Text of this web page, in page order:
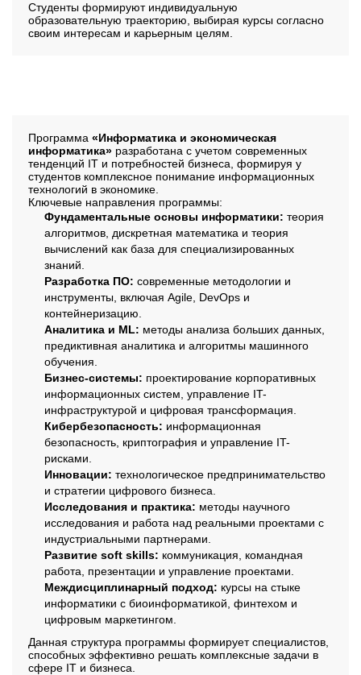
Студенты формируют индивидуальную
образовательную траекторию, выбирая курсы согласно
своим интересам и карьерным целям.
Программа «Информатика и экономическая
информатика» разработана с учетом современных
тенденций IT и потребностей бизнеса, формируя у
студентов комплексное понимание информационных
технологий в экономике.
Ключевые направления программы:
Фундаментальные основы информатики: теория
алгоритмов, дискретная математика и теория
вычислений как база для специализированных
знаний.
Разработка ПО: современные методологии и
инструменты, включая Agile, DevOps и
контейнеризацию.
Аналитика и ML: методы анализа больших данных,
предиктивная аналитика и алгоритмы машинного
обучения.
Бизнес-системы: проектирование корпоративных
информационных систем, управление IT-
инфраструктурой и цифровая трансформация.
Кибербезопасность: информационная
безопасность, криптография и управление IT-
рисками.
Инновации: технологическое предпринимательство
и стратегии цифрового бизнеса.
Исследования и практика: методы научного
исследования и работа над реальными проектами с
индустриальными партнерами.
Развитие soft skills: коммуникация, командная
работа, презентации и управление проектами.
Междисциплинарный подход: курсы на стыке
информатики с биоинформатикой, финтехом и
цифровым маркетингом.
Данная структура программы формирует специалистов,
способных эффективно решать комплексные задачи в
сфере IT и бизнеса.